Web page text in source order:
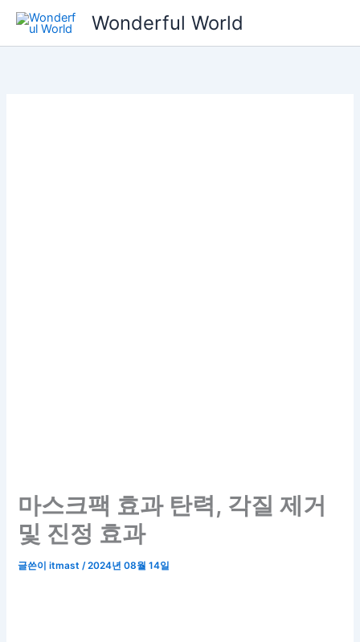
츠
Wonderful World
마스크팩 효과 탄력, 각질 제거
및 진정 효과
글쓴이itmast/2024년 08월 14일